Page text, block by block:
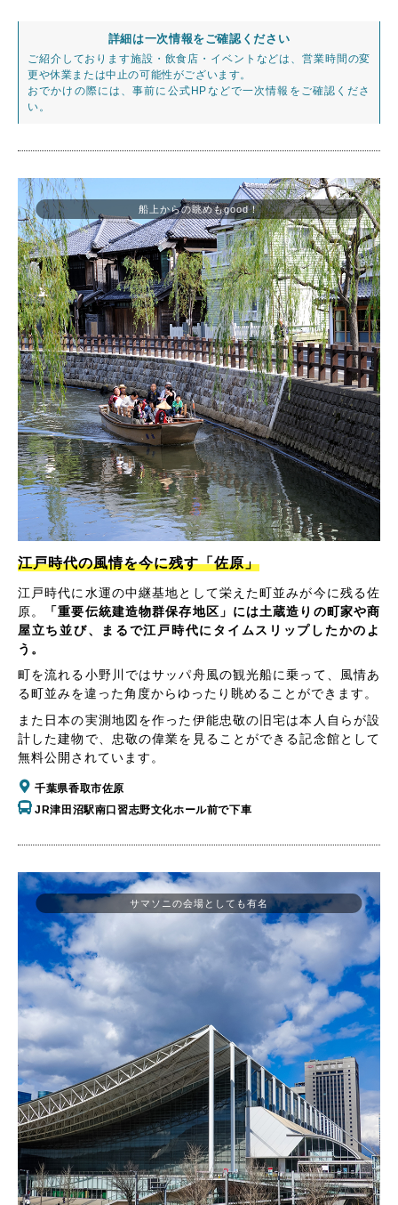
詳細は一次情報をご確認ください
ご紹介しております施設・飲食店・イベントなどは、営業時間の変
更や休業または中止の可能性がございます。
おでかけの際には、事前に公式HPなどで一次情報をご確認くださ
い。
船上からの眺めもgood！
江戸時代の風情を今に残す「佐原」
江戸時代に水運の中継基地として栄えた町並みが今に残る佐
原。
「重要伝統建造物群保存地区」には土蔵造りの町家や商
屋立ち並び、まるで江戸時代にタイムスリップしたかのよ
う。
町を流れる小野川ではサッパ舟風の観光船に乗って、風情あ
る町並みを違った角度からゆったり眺めることができます。
また日本の実測地図を作った伊能忠敬の旧宅は本人自らが設
計した建物で、忠敬の偉業を見ることができる記念館として
無料公開されています。
千葉県香取市佐原
JR津田沼駅南口習志野文化ホール前で下車
サマソニの会場としても有名